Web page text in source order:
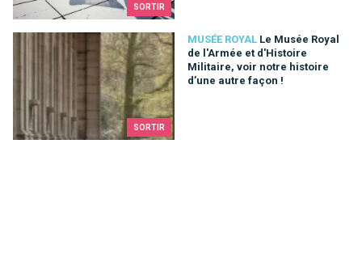
SORTIR
SORTIR
MUSÉE ROYAL Le Musée Royal
de l'Armée et d'Histoire
Militaire, voir notre histoire
d’une autre façon !
Le Musée Royal de l'Armée et d'Histoire Militaire, voir notre